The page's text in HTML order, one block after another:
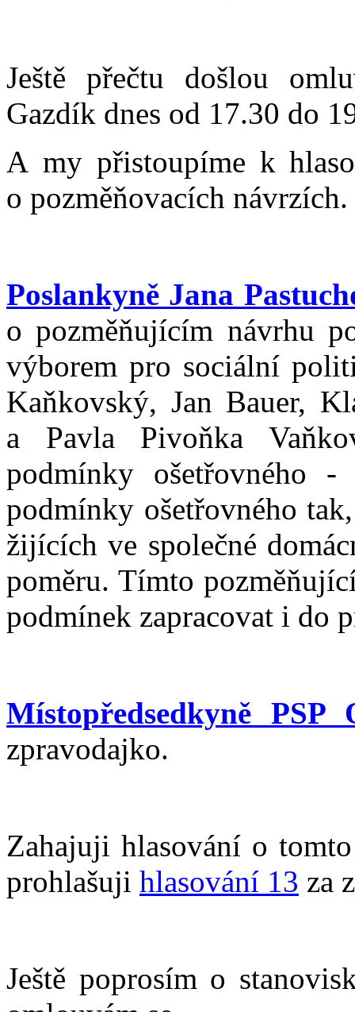
Ještě přečtu došlou
Gazdík dnes od 17.30 do
A my přistoupíme k
o pozměňovacích
Poslankyně Jana
o pozměňujícím návrhu
výborem pro sociální
Kaňkovský, Jan Bauer,
a Pavla Pivoňka
podmínky ošetřovného
podmínky ošetřovného
žijících ve společné
poměru. Tímto
podmínek zapracovat i do
Místopředsedkyně PSP
zpravodajko.
Zahajuji hlasování o
prohlašuji hlasování 13 za
Ještě poprosím o